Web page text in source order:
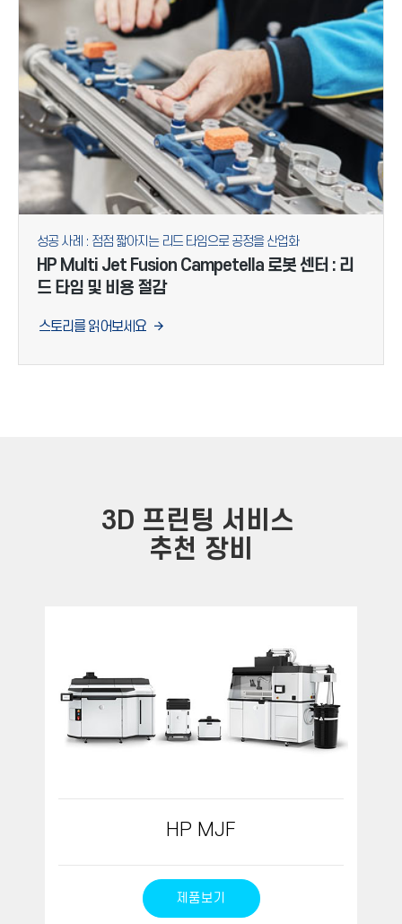
성공 사례 : 점점 짧아지는 리드 타임으로 공정을 산업화
HP Multi Jet Fusion Campetella 로봇 센터 : 리
드 타임 및 비용 절감
스토리를 읽어보세요
3D 프린팅 서비스
추천 장비
HP MJF
제품보기